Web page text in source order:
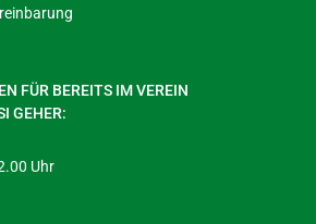
FÜR BEREITS IM VEREIN
GEHER:
Uhr